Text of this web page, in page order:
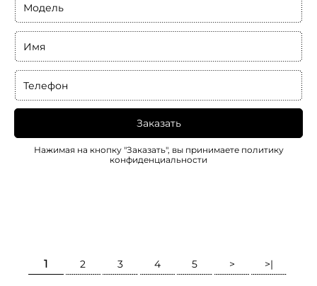
Модель
Имя
Телефон
Заказать
Нажимая на кнопку "Заказать", вы принимаете политику
конфиденциальности
1 2 3 4 5 > >|